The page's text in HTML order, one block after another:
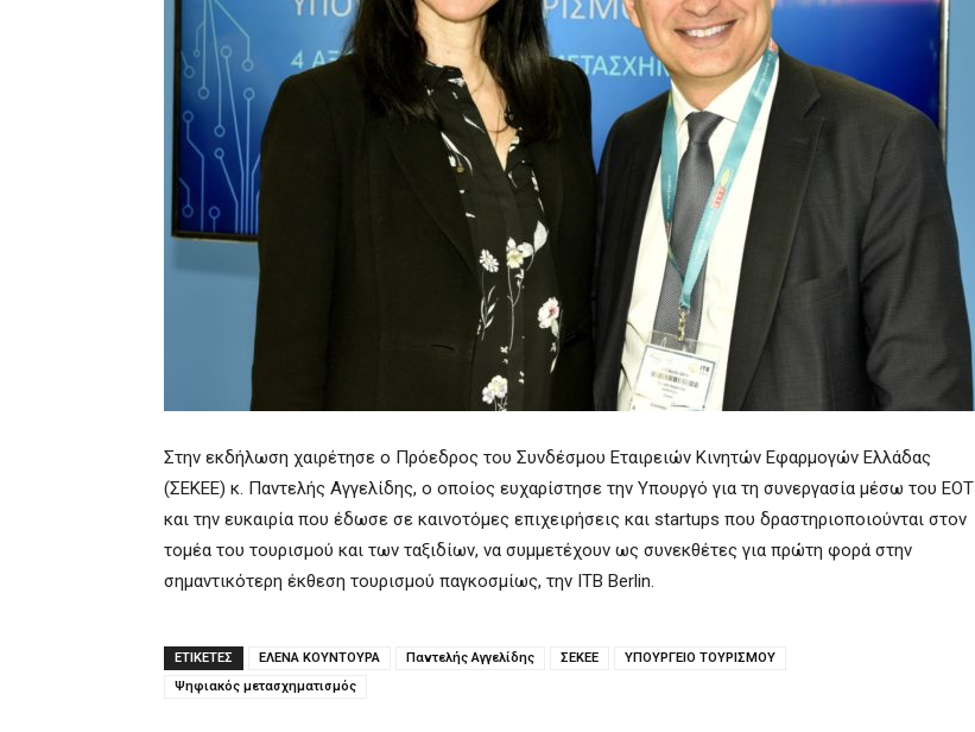
Στην εκδήλωση χαιρέτησε ο Πρόεδρος του Συνδέσμου Εταιρειών Κινητών Εφαρμογών Ελλάδας
(ΣΕΚΕΕ) κ. Παντελής Αγγελίδης, ο οποίος ευχαρίστησε την Υπουργό για τη συνεργασία μέσω του ΕΟΤ
και την ευκαιρία που έδωσε σε καινοτόμες επιχειρήσεις και startups που δραστηριοποιούνται στον
τομέα του τουρισμού και των ταξιδίων, να συμμετέχουν ως συνεκθέτες για πρώτη φορά στην
σημαντικότερη έκθεση τουρισμού παγκοσμίως, την ITB Berlin.
ΕΤΙΚΕΤΕΣ ΕΛΕΝΑ ΚΟΥΝΤΟΥΡΑ Παντελής Αγγελίδης ΣΕΚΕΕ
ΥΠΟΥΡΓΕΙΟ ΤΟΥΡΙΣΜΟΥ
Ψηφιακός μετασχηματισμός